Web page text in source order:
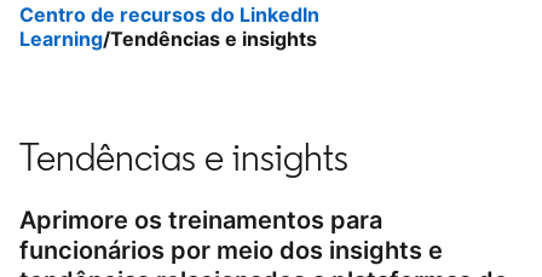
Centro de recursos do LinkedIn
Learning/Tendências e insights
Tendências e insights
Aprimore os treinamentos para
funcionários por meio dos insights e